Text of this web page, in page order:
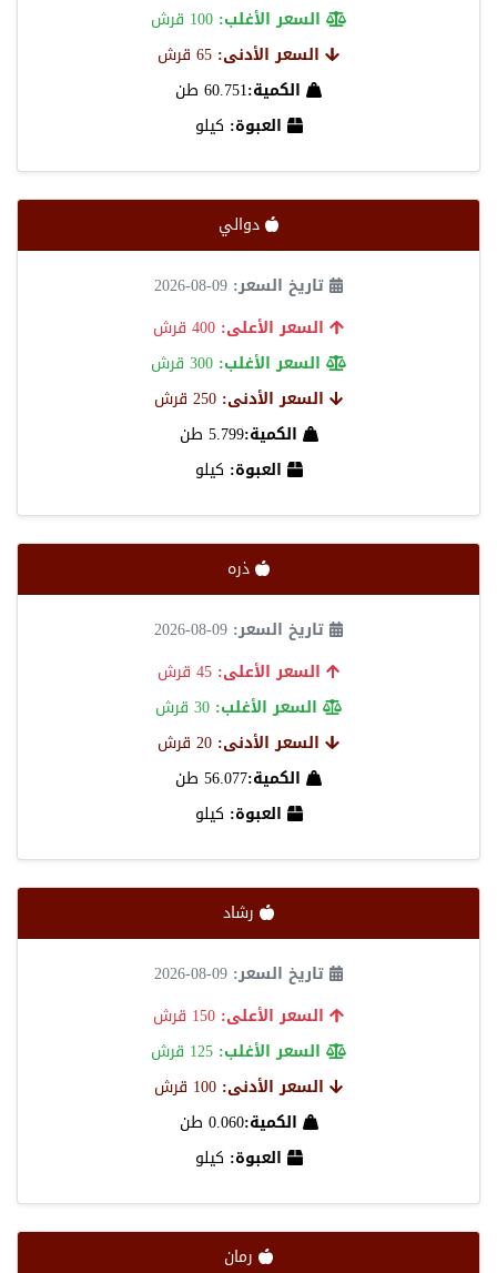
السعر الأغلب:
السعر الأدنى:
الكمية:60.751 طن
العبوة: كيلو
دوالي
تاريخ السعر: 09-08-2026
السعر الأعلى:
السعر الأغلب:
السعر الأدنى: 250 قرش
الكمية:5.799 طن
العبوة: كيلو
ذره
تاريخ السعر: 09-08-2026
السعر الأعلى: 45 قرش
السعر الأغلب: 30 قرش
السعر الأدنى:
الكمية:56.077 طن
العبوة: كيلو
رشاد
تاريخ السعر: 09-08-2026
السعر الأعلى:
السعر الأغلب:
السعر الأدنى: 100 قرش
الكمية:0.060 طن
العبوة: كيلو
رمان